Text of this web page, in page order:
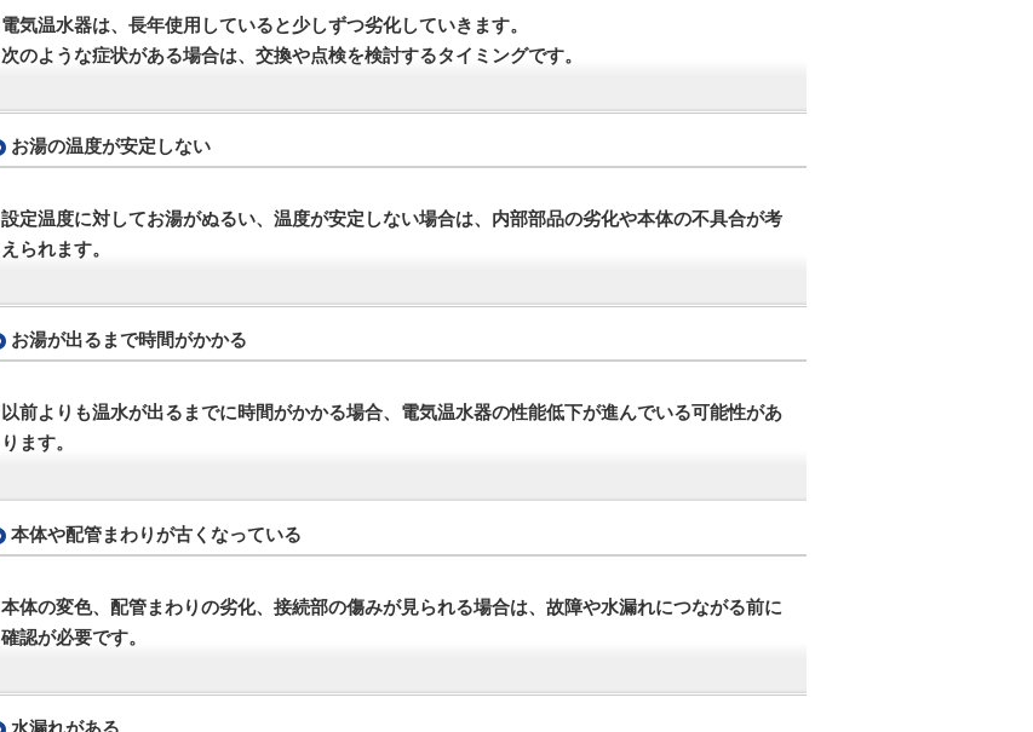
電気温水器は、長年使用していると少しずつ劣化していきます。
次のような症状がある場合は、交換や点検を検討するタイミングです。
お湯の温度が安定しない
設定温度に対してお湯がぬるい、温度が安定しない場合は、内部部品の劣化や本体の不具合が考
えられます。
お湯が出るまで時間がかかる
以前よりも温水が出るまでに時間がかかる場合、電気温水器の性能低下が進んでいる可能性があ
ります。
本体や配管まわりが古くなっている
本体の変色、配管まわりの劣化、接続部の傷みが見られる場合は、故障や水漏れにつながる前に
確認が必要です。
水漏れがある